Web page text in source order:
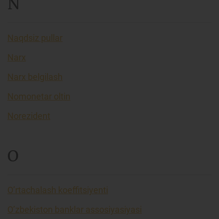
N
Naqdsiz pullar
Narx
Narx belgilash
Nomonetar oltin
Norezident
O
O’rtachalash koeffitsiyenti
O’zbekiston banklar assosiyasiyasi